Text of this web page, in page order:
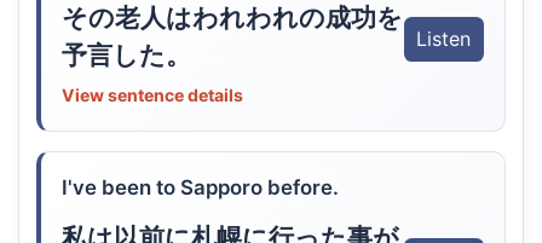
その老人はわれわれの成功を
予言した。
Listen
View sentence details
I've been to Sapporo before.